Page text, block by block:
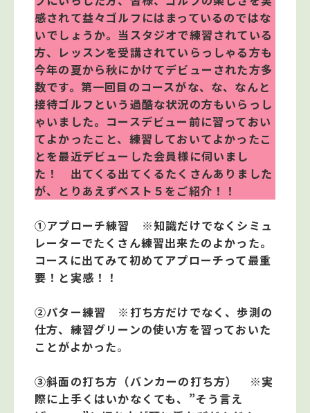
感されて益々ゴルフにはまっているのではな
いでしょうか。当スタジオで練習されている
方、レッスンを受講されていらっしゃる方も
今年の夏から秋にかけてデビューされた方多
数です。第一回目のコースがな、な、なんと
接待ゴルフという過酷な状況の方もいらっし
ゃいました。コースデビュー前に習っておい
てよかったこと、練習しておいてよかったこ
とを最近デビューした会員様に伺いまし
た！ 出てくる出てくるたくさんありました
が、とりあえずベスト５をご紹介！！
①アプローチ練習 ※知識だけでなくシミュ
レーターでたくさん練習出来たのよかった。
コースに出てみて初めてアプローチって最重
要！と実感！！
②パター練習 ※打ち方だけでなく、歩測の
仕方、練習グリーンの使い方を習っておいた
ことがよかった。
③斜面の打ち方（バンカーの打ち方） ※実
際に上手くはいかなくても、”そう言え